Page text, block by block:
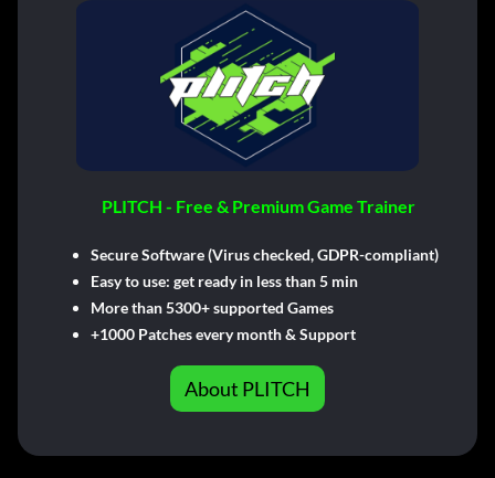
PLITCH - Free & Premium Game Trainer
Secure Software (Virus checked, GDPR-compliant)
Easy to use: get ready in less than 5 min
More than 5300+ supported Games
+1000 Patches every month & Support
About PLITCH